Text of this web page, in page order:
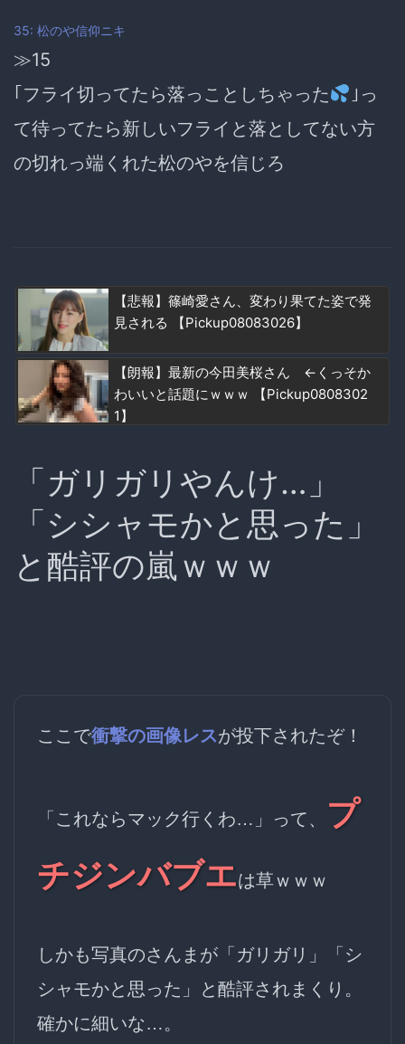
35: 松のや信仰ニキ
≫15
｢フライ切ってたら落っことしちゃった
｣っ
て待ってたら新しいフライと落としてない方
の切れっ端くれた松のやを信じろ
【悲報】篠崎愛さん、変わり果てた姿で発
見される 【Pickup08083026】
【朗報】最新の今田美桜さん ←くっそか
わいいと話題にｗｗｗ 【Pickup0808302
1】
「ガリガリやんけ…」
「シシャモかと思った」
と酷評の嵐ｗｗｗ
ここで衝撃の画像レスが投下されたぞ！
「これならマック行くわ…」って、
プ
チジンバブエは草ｗｗｗ
しかも写真のさんまが「ガリガリ」「シ
シャモかと思った」と酷評されまくり。
確かに細いな…。